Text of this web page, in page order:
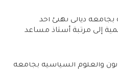
تهنئ أحد
أستاذ مساعد
بجامعة